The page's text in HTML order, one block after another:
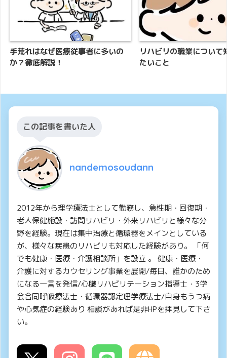
手荒れはなぜ医療従事者に多いの
か？徹底解説！
リハビリの職業について
たいこと
この記事を書いた人
nandemosoudann
2012年から理学療法士として勤務し、急性期・回復期・
老人保健施設・訪問リハビリ・外来リハビリと様々な分
野を経験。現在は集中治療と循環器をメインとしている
が、様々な疾患のリハビリも対応した経験があり。 「何
でも健康・医療・介護相談所」を設立 。 健康・医療・
介護に対するカウセリング事業を展開/毎日、誰かのため
になる一言を発信/心臓リハビリテーション指導士・3学
会合同呼吸療法士・循環器認定理学療法士/自身もうつ病
や心気症の経験あり 相談があれば是非HPを拝見して下さ
い。